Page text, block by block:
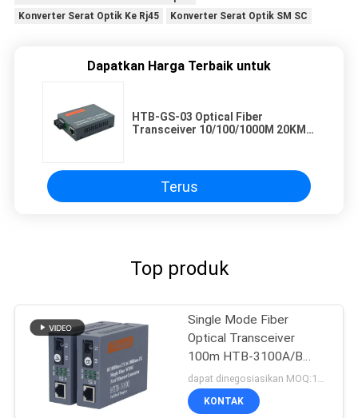
Konverter Serat Optik Ke Rj45
Konverter Serat Optik SM SC
Dapatkan Harga Terbaik untuk
HTB-GS-03 Optical Fiber
Transceiver 10/100/1000M 20KM
Terus
Top produk
Single Mode Fiber
Optical Transceiver
100m HTB-3100A/B
Perangkat Konversi
Antarmuka SC
KONTAK